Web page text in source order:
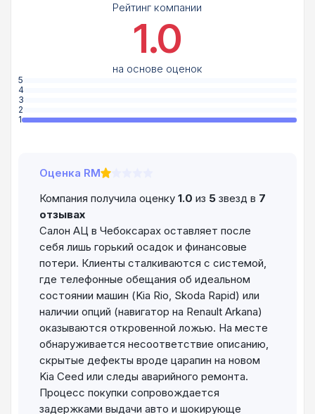
Рейтинг компании
1.0
на основе оценок
5
4
3
2
1
Оценка RM
Компания получила оценку 1.0 из 5 звезд в 7
отзывах
Салон АЦ в Чебоксарах оставляет после
себя лишь горький осадок и финансовые
потери. Клиенты сталкиваются с системой,
где телефонные обещания об идеальном
состоянии машин (Kia Rio, Skoda Rapid) или
наличии опций (навигатор на Renault Arkana)
оказываются откровенной ложью. На месте
обнаруживается несоответствие описанию,
скрытые дефекты вроде царапин на новом
Kia Ceed или следы аварийного ремонта.
Процесс покупки сопровождается
задержками выдачи авто и шокирующе